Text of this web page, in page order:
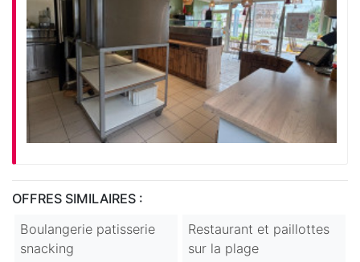
OFFRES SIMILAIRES :
Boulangerie patisserie
snacking
Restaurant et paillottes
sur la plage